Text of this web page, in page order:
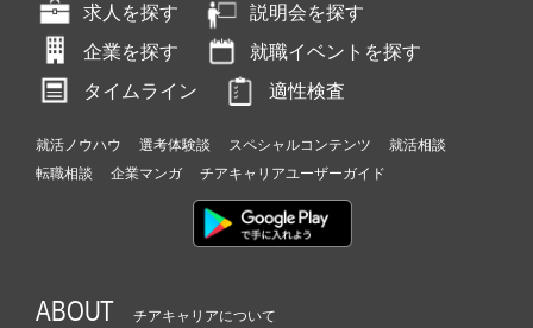
求人を探す
説明会を探す
企業を探す
就職イベントを探す
タイムライン
適性検査
就活ノウハウ 選考体験談 スペシャルコンテンツ
就活相談
転職相談
企業マンガ チアキャリアユーザーガイド
ABOUT チアキャリアについて